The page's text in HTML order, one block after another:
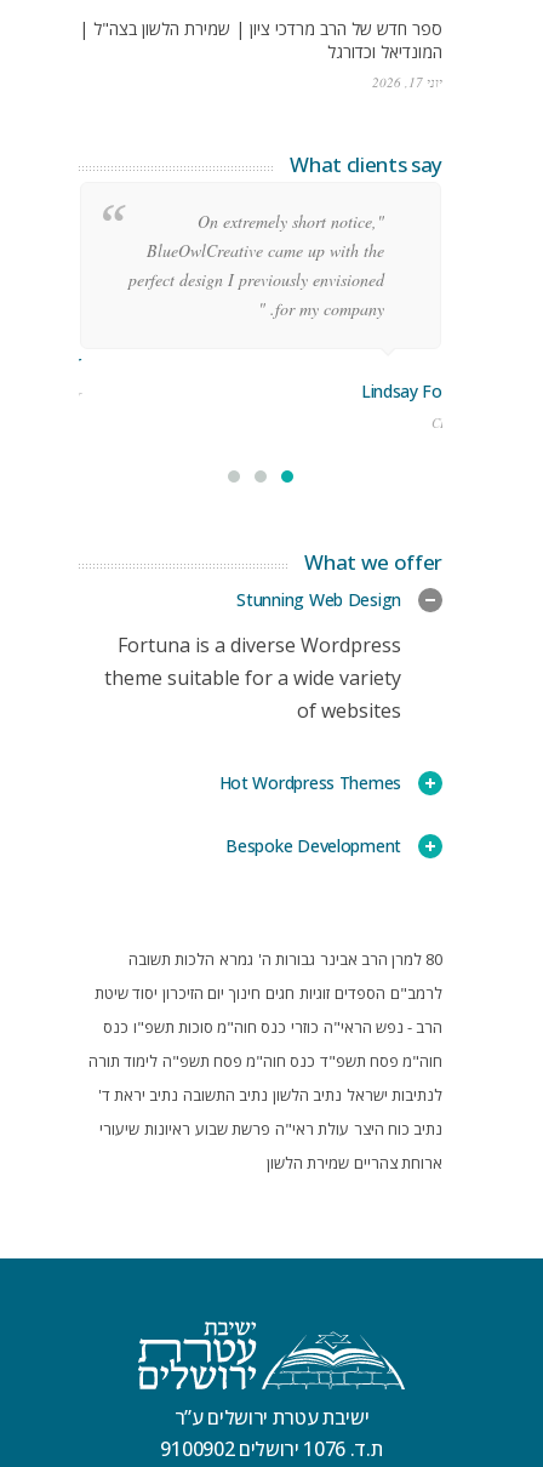
ספר חדש של הרב מרדכי ציון | שמירת הלשון בצה"ל |
המונדיאל וכדורגל
יוני 17, 2026
What clients say
"On extremely short notice,
BlueOwlCreative came up with the
perfect design I previously envisioned
for my company. "
Lindsay Ford
CEO
Stoner
Manager
What we offer
Stunning Web Design
Fortuna is a diverse Wordpress
theme suitable for a wide variety
of websites
Hot Wordpress Themes
Bespoke Development
80 למרן הרב אבינר גבורות ה' גמרא הלכות תשובה
לרמב"ם הספדים זוגיות חגים חינוך יום הזיכרון יסוד שיטת
הרב - נפש הראי"ה כוזרי כנס חוה"מ סוכות תשפ"ו כנס
חוה"מ פסח תשפ"ד כנס חוה"מ פסח תשפ"ה לימוד תורה
לנתיבות ישראל נתיב הלשון נתיב התשובה נתיב יראת ד'
נתיב כוח היצר עולת ראי"ה פרשת שבוע ראיונות שיעורי
ארוחת צהריים שמירת הלשון
ישיבת עטרת ירושלים ע”ר
ת.ד. 1076 ירושלים 9100902